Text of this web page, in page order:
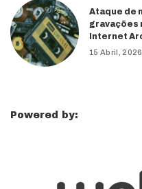
Ataque de
gravações
Internet
15 Abril, 2026
Powered by: